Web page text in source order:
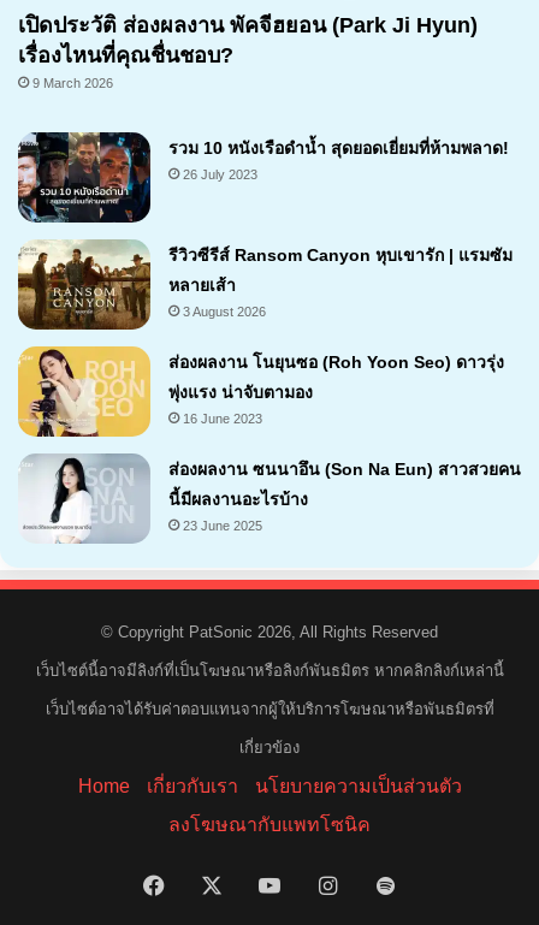
เปิดประวัติ ส่องผลงาน พัคจีฮยอน (Park Ji Hyun)
เรื่องไหนที่คุณชื่นชอบ?
9 March 2026
รวม 10 หนังเรือดำน้ำ สุดยอดเยี่ยมที่ห้ามพลาด!
26 July 2023
7.1
รีวิวซีรีส์ Ransom Canyon หุบเขารัก | แรมซัม
หลายเส้า
3 August 2026
ส่องผลงาน โนยุนซอ (Roh Yoon Seo) ดาวรุ่ง
พุ่งแรง น่าจับตามอง
16 June 2023
ส่องผลงาน ซนนาอึน (Son Na Eun) สาวสวยคน
นี้มีผลงานอะไรบ้าง
23 June 2025
© Copyright PatSonic 2026, All Rights Reserved
เว็บไซต์นี้อาจมีลิงก์ที่เป็นโฆษณาหรือลิงก์พันธมิตร หากคลิกลิงก์เหล่านี้
เว็บไซต์อาจได้รับค่าตอบแทนจากผู้ให้บริการโฆษณาหรือพันธมิตรที่
เกี่ยวข้อง
Home เกี่ยวกับเรา
นโยบายความเป็นส่วนตัว
ลงโฆษณากับแพทโซนิค
Facebook YouTubeInstagramSpotify